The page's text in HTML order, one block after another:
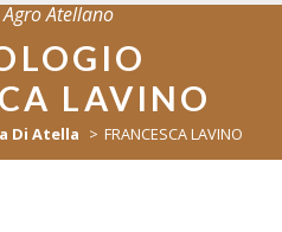
Atellano
LAVINO
Di Atella FRANCESCA LAVINO